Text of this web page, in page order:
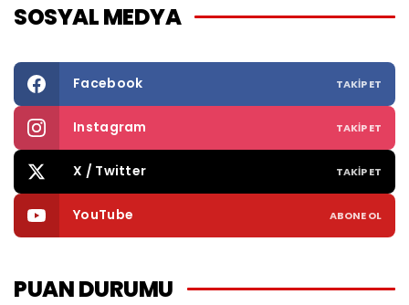
SOSYAL MEDYA
Facebook TAKIP ET
Instagram TAKIP ET
X / Twitter TAKIP ET
YouTube ABONE OL
PUAN DURUMU